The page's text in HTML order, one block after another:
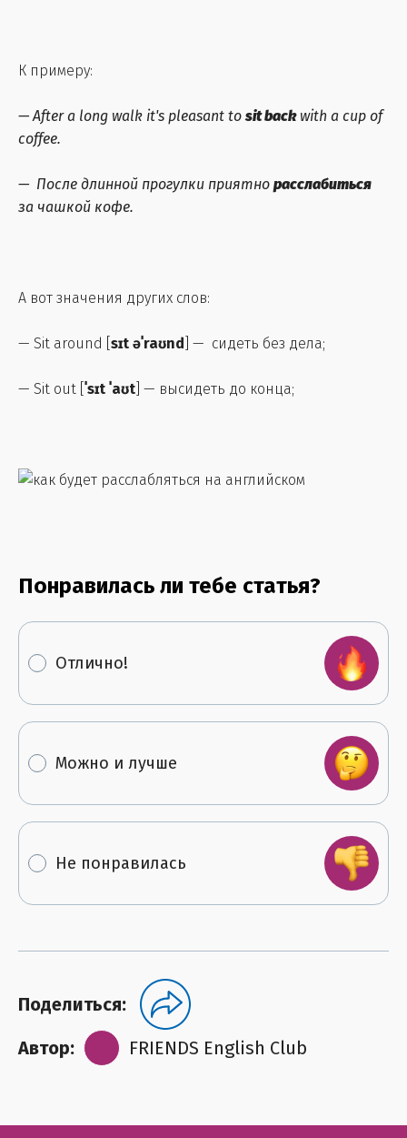
К примеру:
— After a long walk it's pleasant tosit backwith a cup of
coffee.
— После длинной прогулки приятно расслабиться
за чашкой кофе.
А вот значения других слов:
— Sit around [ sɪt əˈraʊnd ] — сидеть без дела;
— Sit out [ ˈsɪt ˈaʊt ] — высидеть до конца;
Понравилась ли тебе статья?
Отлично!
Можно и лучше
Не понравилась
Поделиться:
Автор:
FRIENDS English Club